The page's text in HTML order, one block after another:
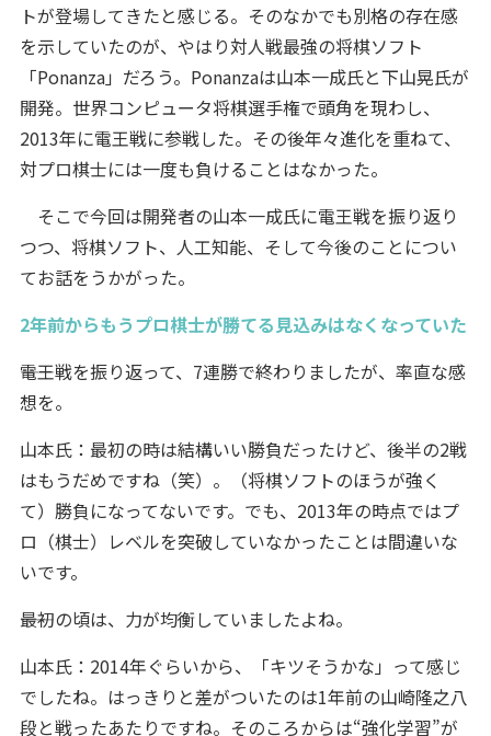
トが登場してきたと感じる。そのなかでも別格の存在感
を示していたのが、やはり対人戦最強の将棋ソフト
「Ponanza」だろう。Ponanzaは山本一成氏と下山晃氏が
開発。世界コンピュータ将棋選手権で頭角を現わし、
2013年に電王戦に参戦した。その後年々進化を重ねて、
対プロ棋士には一度も負けることはなかった。
そこで今回は開発者の山本一成氏に電王戦を振り返り
つつ、将棋ソフト、人工知能、そして今後のことについ
てお話をうかがった。
2年前からもうプロ棋士が勝てる見込みはなくなっていた
――電王戦を振り返って、7連勝で終わりましたが、率直な感
想を。
山本氏：最初の時は結構いい勝負だったけど、後半の2戦
はもうだめですね（笑）。（将棋ソフトのほうが強く
て）勝負になってないです。でも、2013年の時点ではプ
ロ（棋士）レベルを突破していなかったことは間違いな
いです。
――最初の頃は、力が均衡していましたよね。
山本氏：2014年ぐらいから、「キツそうかな」って感じ
でしたね。はっきりと差がついたのは1年前の山崎隆之八
段と戦ったあたりですね。そのころからは“強化学習”が